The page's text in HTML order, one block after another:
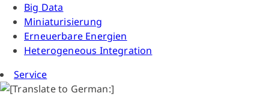
Big Data
Miniaturisierung
Erneuerbare Energien
Heterogeneous Integration
Service